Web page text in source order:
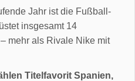
Jahr ist die Fußball-
insgesamt 14
mehr als Rivale Nike mit
Titelfavorit Spanien,